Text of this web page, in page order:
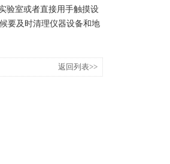
验室或者直接用手触摸设
要及时清理仪器设备和地
返回列表>>